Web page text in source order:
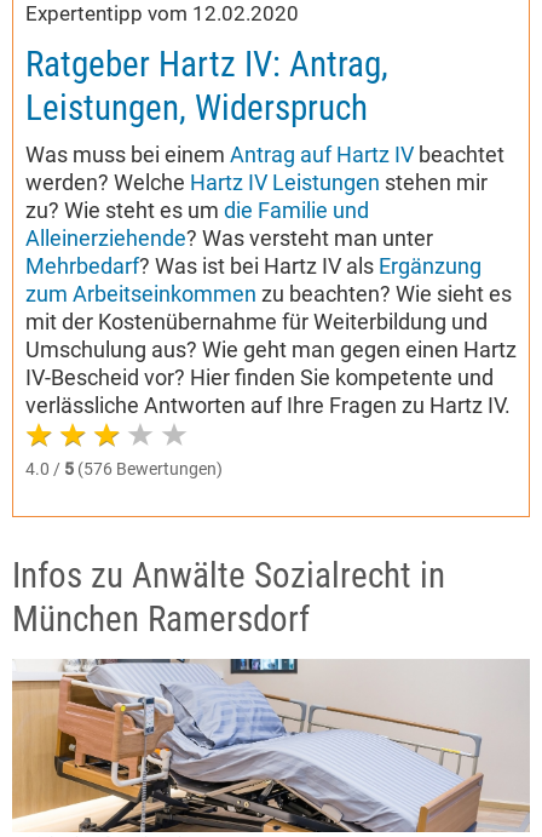
Expertentipp vom 12.02.2020
Ratgeber Hartz IV: Antrag,
Leistungen, Widerspruch
Was muss bei einem Antrag auf Hartz IV beachtet
werden? Welche Hartz IV Leistungen stehen mir
zu? Wie steht es um die Familie und
Alleinerziehende? Was versteht man unter
Mehrbedarf? Was ist bei Hartz IV als Ergänzung
zum Arbeitseinkommen zu beachten? Wie sieht es
mit der Kostenübernahme für Weiterbildung und
Umschulung aus? Wie geht man gegen einen Hartz
IV-Bescheid vor? Hier finden Sie kompetente und
verlässliche Antworten auf Ihre Fragen zu Hartz IV.
4.0 / 5 (576 Bewertungen)
Infos zu Anwälte Sozialrecht in
München Ramersdorf